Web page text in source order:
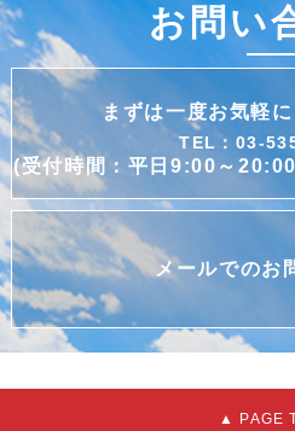
お問い
まずは一度お気軽
TEL：03-
(受付時間：平日9:00～
メールでのお